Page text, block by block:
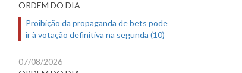
ORDEM DO DIA
Proibição da propaganda de bets pode
ir à votação definitiva na segunda (10)
07/08/2026